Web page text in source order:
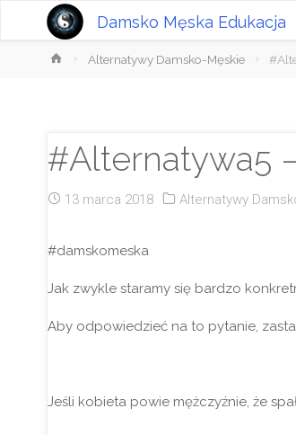
Damsko Męska Edukacja
StronaAlternatywy Damsko-Męskie
#Alternatywa5
13 marca 2018 Alternatywy
#damskomeska
Jak zwykle staramy się bardzo
Aby odpowiedzieć na to pytanie,
Jeśli kobieta powie mężczyźnie, że